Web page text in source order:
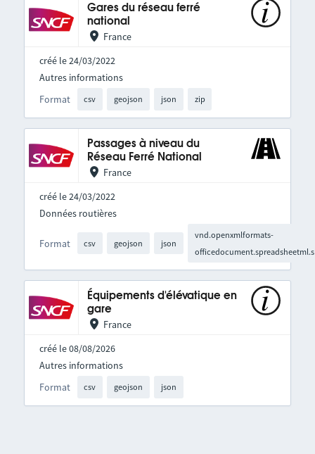
Gares du réseau ferré
national
France
créé le 24/03/2022
Format csv geojson json zip
Autres informations
Passages à niveau du
Réseau Ferré National
France
créé le 24/03/2022
Format csv geojson json
vnd.openxmlformats-
Données routières
Équipements d'élévatique en
gare
France
créé le 08/08/2026
Format csv geojson json
Autres informations